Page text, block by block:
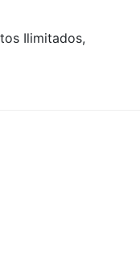
Ilimitados,